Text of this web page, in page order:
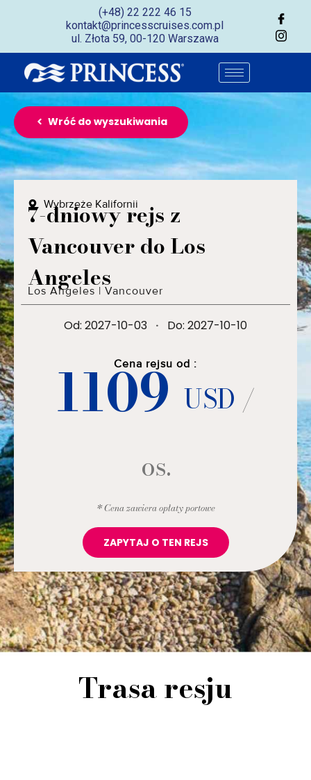
(+48) 22 222 46 15
kontakt@princesscruises.com.pl
ul. Złota 59, 00-120 Warszawa
Wróć do wyszukiwania
Wybrzeże Kalifornii
7-dniowy rejs z
Vancouver do Los
Angeles
Los Angeles | Vancouver
Od: 2027-10-03 · Do: 2027-10-10
Cena rejsu od :
1109USD /
os.
* Cena zawiera opłaty portowe
ZAPYTAJ O TEN REJS
Trasa resju